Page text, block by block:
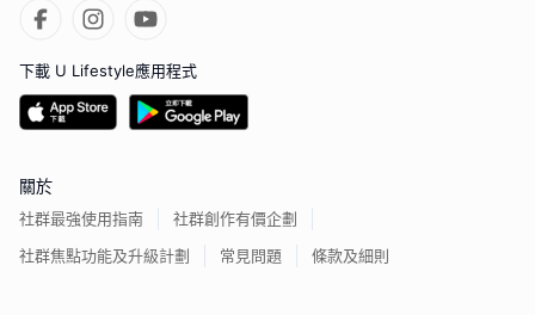
下載 U Lifestyle應用程式
關於
社群最強使用指南
社群創作有價企劃
社群焦點功能及升級計劃
常見問題 條款及細則